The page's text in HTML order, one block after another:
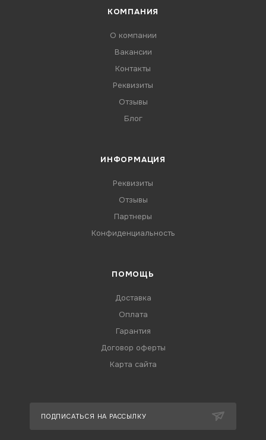
КОМПАНИЯ
О компании
Вакансии
Контакты
Реквизиты
Отзывы
Блог
ИНФОРМАЦИЯ
Реквизиты
Отзывы
Партнеры
Конфиденциальность
ПОМОЩЬ
Доставка
Оплата
Гарантия
Договор оферты
Карта сайта
ПОДПИСАТЬСЯ НА РАССЫЛКУ